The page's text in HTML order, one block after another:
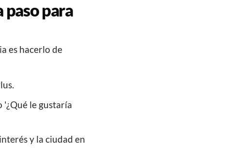
paso para
es hacerlo de
'¿Qué le gustaría
y la ciudad en